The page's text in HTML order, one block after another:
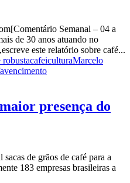
Semanal – 04 a
de 30 anos atuando no
este relatório sobre café...
robustacafeiculturaMarcelo
vencimento
presença do
de grãos de café para a
183 empresas brasileiras a